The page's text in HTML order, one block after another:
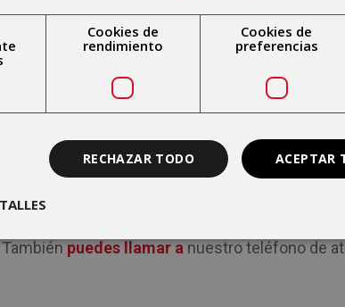
Si deseas concertar con Cigna cita previa en
que indicamos más abajo. Dentro de nuestro
y diagnósticos, tenemos un maravilloso
para el resultado de tus pruebas o
horario, listas de espera reducidas,
También puedes llamar a nuestro teléfono de
Cookies de
rendimiento
Cookies de
preferencias
ACEPTAR
RECHAZAR TODO